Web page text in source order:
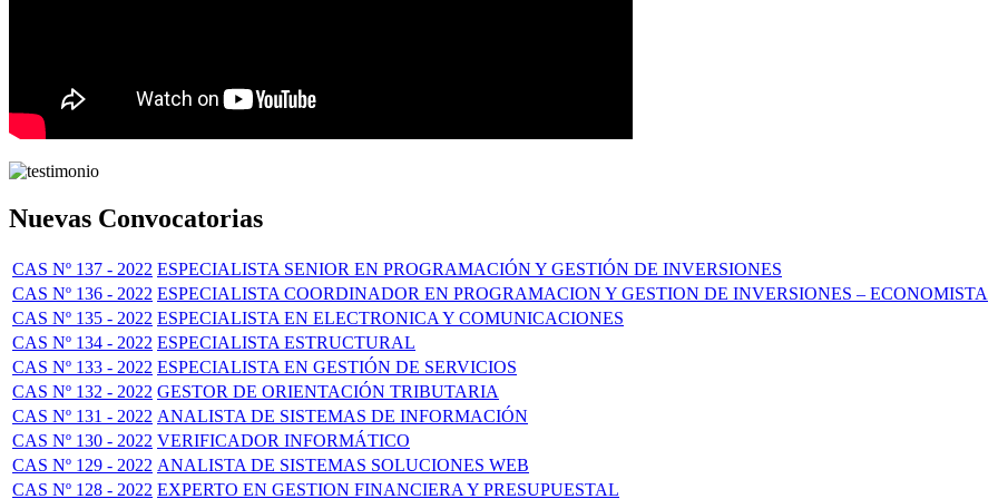
Nuevas Convocatorias
CAS Nº 137 - 2022 ESPECIALISTA SENIOR EN PROGRAMACIÓN Y GESTIÓN DE INVERSIONES
CAS Nº 136 - 2022 ESPECIALISTA COORDINADOR EN PROGRAMACION Y GESTION DE INVERSIONES – ECONOMISTA
CAS Nº 135 - 2022 ESPECIALISTA EN ELECTRONICA Y COMUNICACIONES
CAS Nº 134 - 2022 ESPECIALISTA ESTRUCTURAL
CAS Nº 133 - 2022 ESPECIALISTA EN GESTIÓN DE SERVICIOS
CAS Nº 132 - 2022 GESTOR DE ORIENTACIÓN TRIBUTARIA
CAS Nº 131 - 2022 ANALISTA DE SISTEMAS DE INFORMACIÓN
CAS Nº 130 - 2022 VERIFICADOR INFORMÁTICO
CAS Nº 129 - 2022 ANALISTA DE SISTEMAS SOLUCIONES WEB
CAS Nº 128 - 2022 EXPERTO EN GESTION FINANCIERA Y PRESUPUESTAL